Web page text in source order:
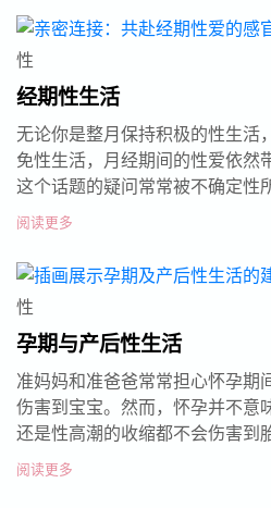
性
经期性生活
无论你是整月保持积极的性生活
免性生活，月经期间的性爱依然
这个话题的疑问常常被不确定性
阅读更多
性
孕期与产后性生活
准妈妈和准爸爸常常担心怀孕期
伤害到宝宝。然而，怀孕并不意
还是性高潮的收缩都不会伤害到
阅读更多